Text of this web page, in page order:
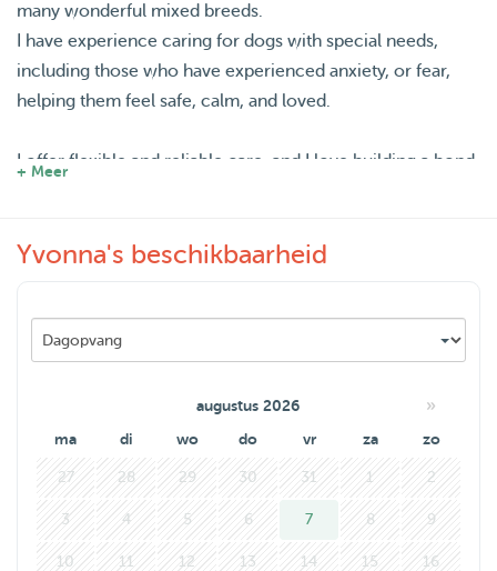
many wonderful mixed breeds.
I have experience caring for dogs with special needs,
including those who have experienced anxiety, or fear,
helping them feel safe, calm, and loved.
I offer flexible and reliable care, and I love building a bond
dog’s personality.
fur baby is loved and taken care of.
+ Meer
Yvonna's beschikbaarheid
augustus 2026 »
ma di wo do vr za zo
27 28 29 30 31 1 2
3 4 5 6 7 8 9
10 11 12 13 14 15 16